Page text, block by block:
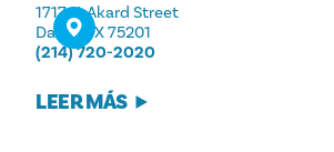
1717 N. Akard Street
Dallas, TX 75201
(214) 720-2020
LEER MÁS